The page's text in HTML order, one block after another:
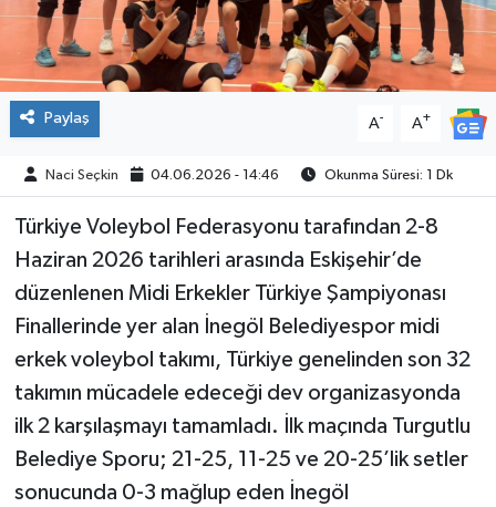
Paylaş A- A+
Naci Seçkin 04.06.2026 - 14:46 Okunma Süresi: 1 Dk
Türkiye Voleybol Federasyonu tarafından 2-8
Haziran 2026 tarihleri arasında Eskişehir’de
düzenlenen Midi Erkekler Türkiye Şampiyonası
Finallerinde yer alan İnegöl Belediyespor midi
erkek voleybol takımı, Türkiye genelinden son 32
takımın mücadele edeceği dev organizasyonda
ilk 2 karşılaşmayı tamamladı. İlk maçında Turgutlu
Belediye Sporu; 21-25, 11-25 ve 20-25’lik setler
sonucunda 0-3 mağlup eden İnegöl